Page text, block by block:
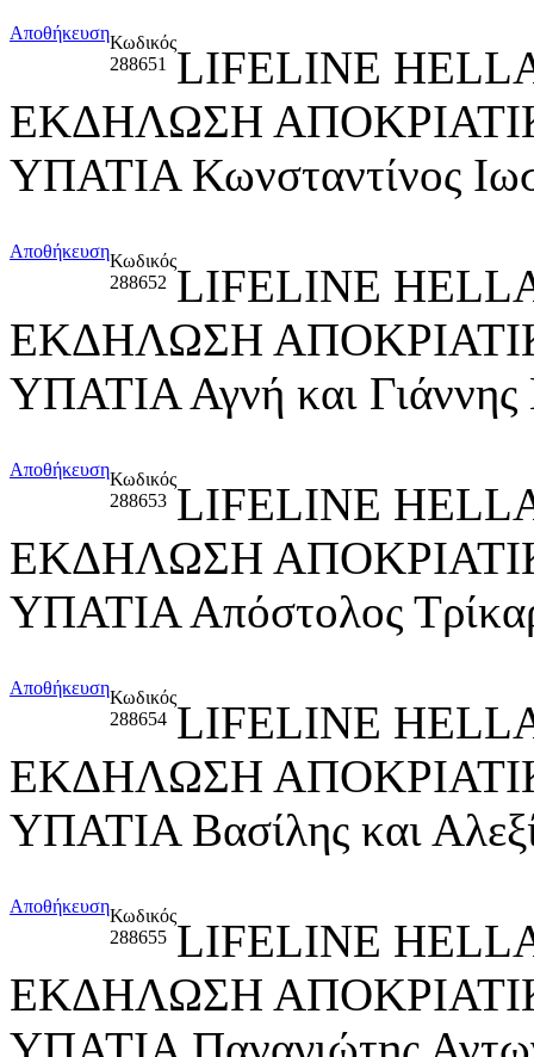
ΑποθήκευσηΚωδικός
288651
LIFELINE
ΕΚΔΗΛΩΣΗ
ΥΠΑΤΙΑ Κωνσταντίνος
ΑποθήκευσηΚωδικός
288652 LIFELINE
ΕΚΔΗΛΩΣΗ
ΥΠΑΤΙΑ Αγνή και Γιάννης
ΑποθήκευσηΚωδικός
288653 LIFELINE
ΕΚΔΗΛΩΣΗ
ΥΠΑΤΙΑ Απόστολος
ΑποθήκευσηΚωδικός
288654 LIFELINE
ΕΚΔΗΛΩΣΗ
ΥΠΑΤΙΑ Βασίλης και
ΑποθήκευσηΚωδικός
288655 LIFELINE
ΕΚΔΗΛΩΣΗ